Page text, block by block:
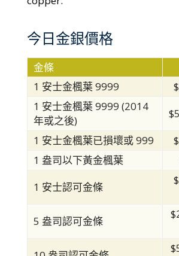
今日金銀價格
金條
1 安士金楓葉 9999
1 安士金楓葉 9999 (2014
年或之後)
1 安士金楓葉已損壞或 999
1 盎司以下黃金楓葉
1 安士認可金條
5 盎司認可金條